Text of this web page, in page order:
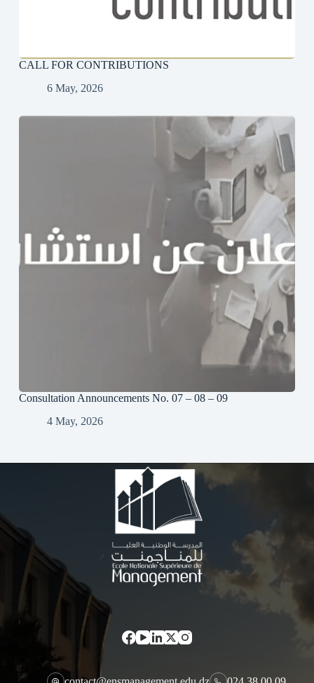
CALL FOR CONTRIBUTIONS
6 May, 2026
Consultation Announcements No. 07 – 08 – 09
4 May, 2026